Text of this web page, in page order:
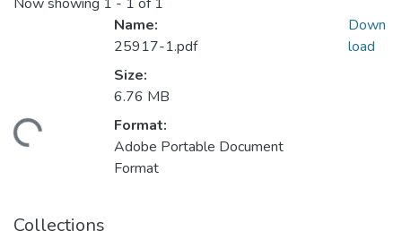
Name:
25917-1.pdf
Size:
6.76 MB
Format:
Adobe Portable Document
Format
Down
load
Collections